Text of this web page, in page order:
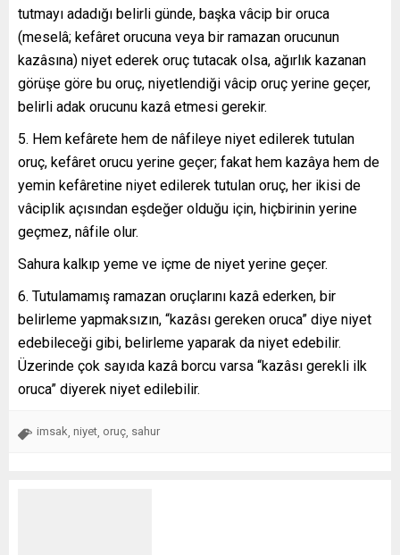
tutmayı adadığı belirli günde, başka vâcip bir oruca
(meselâ; kefâret orucuna veya bir ramazan orucunun
kazâsına) niyet ederek oruç tutacak olsa, ağırlık kazanan
görüşe göre bu oruç, niyetlendiği vâcip oruç yerine geçer,
belirli adak orucunu kazâ etmesi gerekir.
5. Hem kefârete hem de nâfileye niyet edilerek tutulan
oruç, kefâret orucu yerine geçer; fakat hem kazâya hem de
yemin kefâretine niyet edilerek tutulan oruç, her ikisi de
vâciplik açısından eşdeğer olduğu için, hiçbirinin yerine
geçmez, nâfile olur.
Sahura kalkıp yeme ve içme de niyet yerine geçer.
6. Tutulamamış ramazan oruçlarını kazâ ederken, bir
belirleme yapmaksızın, “kazâsı gereken oruca” diye niyet
edebileceği gibi, belirleme yaparak da niyet edebilir.
Üzerinde çok sayıda kazâ borcu varsa “kazâsı gerekli ilk
oruca” diyerek niyet edilebilir.
imsak niyet oruç sahur